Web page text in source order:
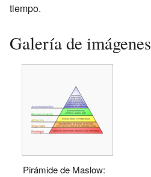
tiempo.
Galería de imágenes
Pirámide de Maslow: